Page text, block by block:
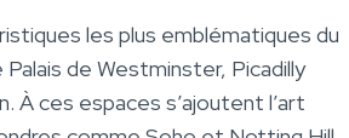
les plus emblématiques du
de Westminster, Picadilly
À ces espaces s’ajoutent l’art